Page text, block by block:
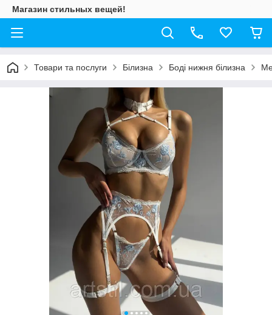
Магазин стильных вещей!
Товари та послуги Білизна Боді нижня білизна